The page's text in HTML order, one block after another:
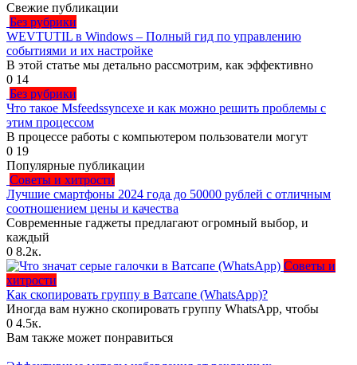
Свежие публикации
Без рубрики
WEVTUTIL в Windows – Полный гид по управлению
событиями и их настройке
В этой статье мы детально рассмотрим, как эффективно
0 14
Без рубрики
Что такое Msfeedssyncexe и как можно решить проблемы с
этим процессом
В процессе работы с компьютером пользователи могут
0 19
Популярные публикации
Советы и хитрости
Лучшие смартфоны 2024 года до 50000 рублей с отличным
соотношением цены и качества
Современные гаджеты предлагают огромный выбор, и
каждый
0 8.2к.
Советы и
хитрости
Как скопировать группу в Ватсапе (WhatsApp)?
Иногда вам нужно скопировать группу WhatsApp, чтобы
0 4.5к.
Вам также может понравиться